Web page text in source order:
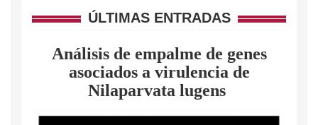
ÚLTIMAS ENTRADAS
Análisis de empalme de genes
asociados a virulencia de
Nilaparvata lugens